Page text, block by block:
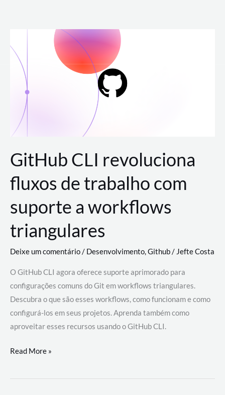
para
conteúdo
GitHub CLI revoluciona
fluxos de trabalho com
suporte a workflows
triangulares
Deixe um comentário/ Desenvolvimento,Github/ Jefte Costa
O GitHub CLI agora oferece suporte aprimorado para
configurações comuns do Git em workflows triangulares.
Descubra o que são esses workflows, como funcionam e como
configurá-los em seus projetos. Aprenda também como
aproveitar esses recursos usando o GitHub CLI.
GitHub
revoluciona
Read More »